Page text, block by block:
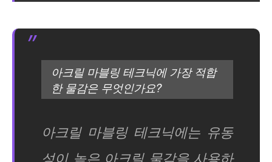
아크릴 마블링 테크닉에 가장 적합
한 물감은 무엇인가요?
아크릴 마블링 테크닉에는 유동
성이 높은 아크릴 물감을 사용하